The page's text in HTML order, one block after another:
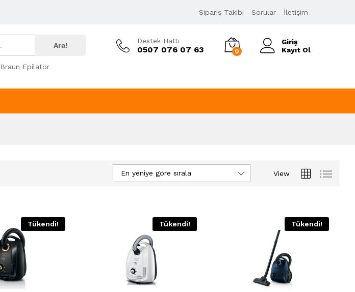
Sipariş Takibi Sorular İletişim
Ara!
Braun Epilatör
Destek Hattı
0507 076 07 63 0
Giriş
Kayıt Ol
View
En yeniye göre sırala
Tükendi! Tükendi! Tükendi!